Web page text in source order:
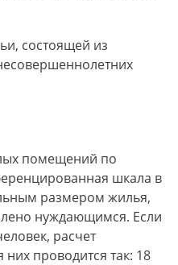
состоящей из
помещений по
шкала в
размером жилья,
нуждающимся. Если
расчет
проводится так: 18